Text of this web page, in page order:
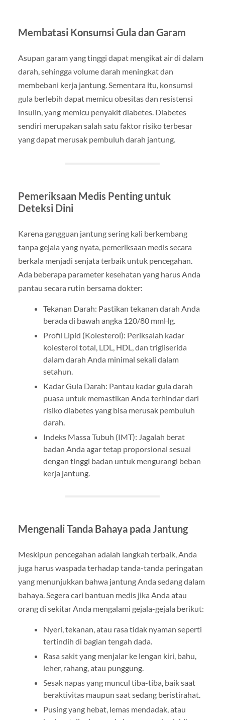
Membatasi Konsumsi Gula dan Garam
Asupan garam yang tinggi dapat mengikat air di dalam
darah, sehingga volume darah meningkat dan
membebani kerja jantung. Sementara itu, konsumsi
gula berlebih dapat memicu obesitas dan resistensi
insulin, yang memicu penyakit diabetes. Diabetes
sendiri merupakan salah satu faktor risiko terbesar
yang dapat merusak pembuluh darah jantung.
Pemeriksaan Medis Penting untuk
Deteksi Dini
Karena gangguan jantung sering kali berkembang
tanpa gejala yang nyata, pemeriksaan medis secara
berkala menjadi senjata terbaik untuk pencegahan.
Ada beberapa parameter kesehatan yang harus Anda
pantau secara rutin bersama dokter:
Tekanan Darah: Pastikan tekanan darah Anda
berada di bawah angka 120/80 mmHg.
Profil Lipid (Kolesterol): Periksalah kadar
kolesterol total, LDL, HDL, dan trigliserida
dalam darah Anda minimal sekali dalam
setahun.
Kadar Gula Darah: Pantau kadar gula darah
puasa untuk memastikan Anda terhindar dari
risiko diabetes yang bisa merusak pembuluh
darah.
Indeks Massa Tubuh (IMT): Jagalah berat
badan Anda agar tetap proporsional sesuai
dengan tinggi badan untuk mengurangi beban
kerja jantung.
Mengenali Tanda Bahaya pada Jantung
Meskipun pencegahan adalah langkah terbaik, Anda
juga harus waspada terhadap tanda-tanda peringatan
yang menunjukkan bahwa jantung Anda sedang dalam
bahaya. Segera cari bantuan medis jika Anda atau
orang di sekitar Anda mengalami gejala-gejala berikut:
Nyeri, tekanan, atau rasa tidak nyaman seperti
tertindih di bagian tengah dada.
Rasa sakit yang menjalar ke lengan kiri, bahu,
leher, rahang, atau punggung.
Sesak napas yang muncul tiba-tiba, baik saat
beraktivitas maupun saat sedang beristirahat.
Pusing yang hebat, lemas mendadak, atau